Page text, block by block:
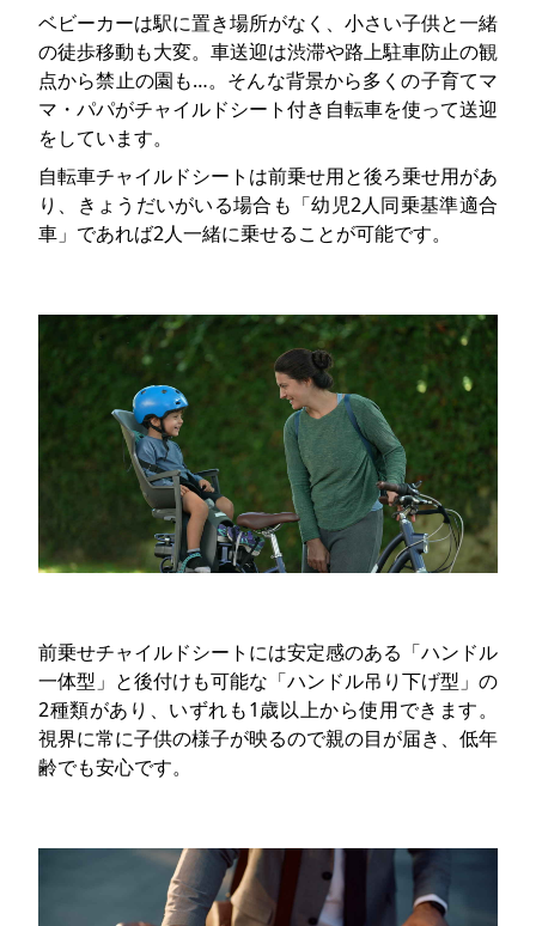
ベビーカーは駅に置き場所がなく、小さい子供と一緒
の徒歩移動も大変。車送迎は渋滞や路上駐車防止の観
点から禁止の園も…。そんな背景から多くの子育てマ
マ・パパがチャイルドシート付き自転車を使って送迎
をしています。
自転車チャイルドシートは前乗せ用と後ろ乗せ用があ
り、きょうだいがいる場合も「幼児2人同乗基準適合
車」であれば2人一緒に乗せることが可能です。
前乗せチャイルドシートには安定感のある「ハンドル
一体型」と後付けも可能な「ハンドル吊り下げ型」の
2種類があり、いずれも1歳以上から使用できます。
視界に常に子供の様子が映るので親の目が届き、低年
齢でも安心です。